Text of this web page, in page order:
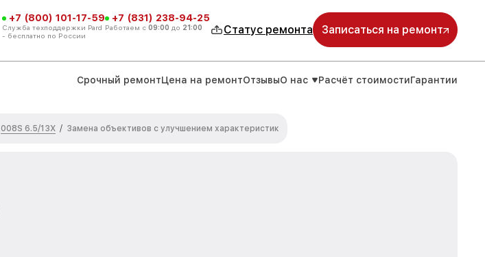
+7 (800) 101-17-59
Служба техподдержки Pard
- бесплатно по России
+7 (831) 238-94-25
Работаем с 09:00 до 21:00 Статус ремонта Записаться на ремонт
Срочный ремонтЦена на ремонтОтзывыО нас Расчёт стоимостиГарантии
008S 6.5/13X / Замена объективов с улучшением характеристик